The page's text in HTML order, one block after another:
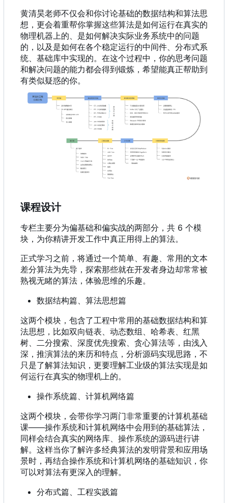
黄清昊老师不仅会和你讨论基础的数据结构和算法思
想，更会着重帮你掌握这些算法是如何运行在真实的
物理机器上的、是如何解决实际业务系统中的问题
的，以及是如何在各个稳定运行的中间件、分布式系
统、基础库中实现的。在这个过程中，你的思考问题
和解决问题的能力都会得到锻炼，希望能真正帮助到
有类似疑惑的你。
课程设计
专栏主要分为偏基础和偏实战的两部分，共 6 个模
块，为你精讲开发工作中真正用得上的算法。
正式学习之前，将通过一个简单、有趣、常用的文本
差分算法为先导，探索那些就在开发者身边却常常被
熟视无睹的算法，体验思维的乐趣。
数据结构篇、算法思想篇
这两个模块，包含了工程中常用的基础数据结构和算
法思想，比如双向链表、动态数组、哈希表、红黑
树、二分搜索、深度优先搜索、贪心算法等，由浅入
深，推演算法的来历和特点，分析源码实现思路，不
只是了解算法知识，更要理解工业级的算法实现是如
何运行在真实的物理机上的。
操作系统篇、计算机网络篇
这两个模块，会带你学习两门非常重要的计算机基础
课——操作系统和计算机网络中会用到的基础算法，
同样会结合真实的网络库、操作系统的源码进行讲
解。这样当你了解许多经典算法的发明背景和应用场
景时，再结合操作系统和计算机网络的基础知识，你
可以对算法有更深入的理解。
分布式篇、工程实践篇